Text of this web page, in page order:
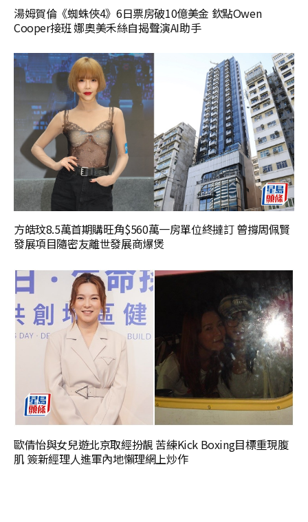
湯姆賀倫《蜘蛛俠4》6日票房破10億美金 欽點Owen
Cooper接班 娜奧美禾絲自揭聲演AI助手
方皓玟8.5萬首期購旺角$560萬一房單位終撻訂 曾撐周佩賢
發展項目隨密友離世發展商爆煲
歐倩怡與女兒遊北京取經扮靚 苦練Kick Boxing目標重現腹
肌 簽新經理人進軍內地懶理網上炒作